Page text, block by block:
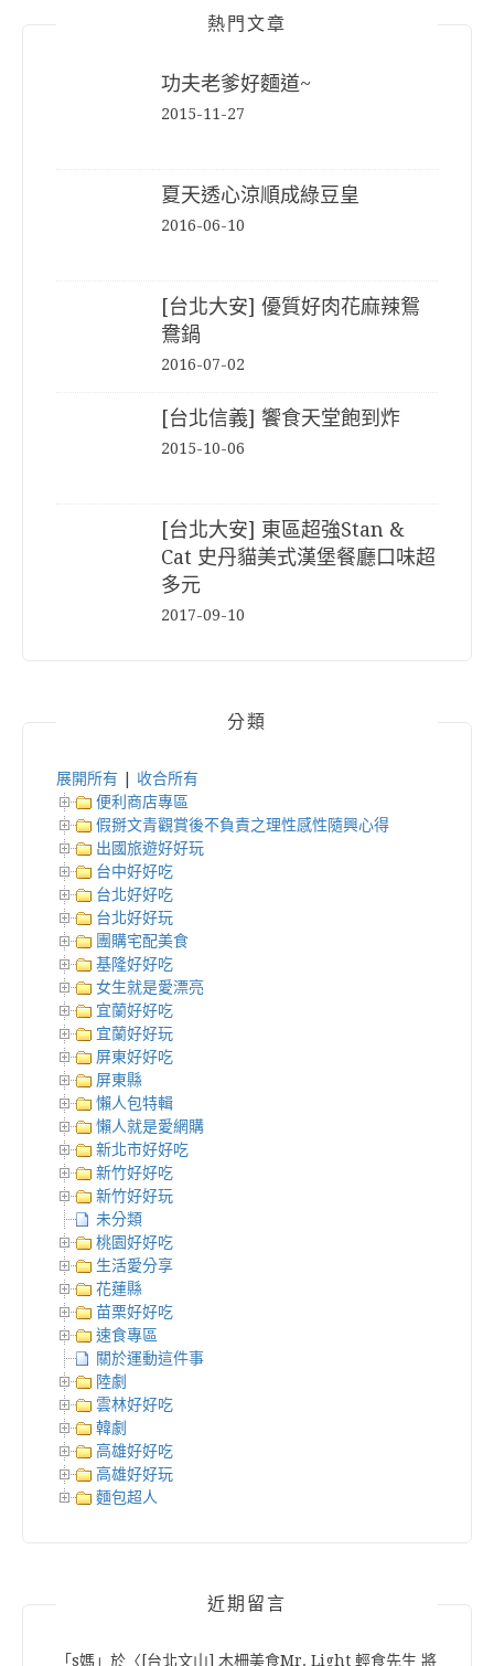
熱門文章
功夫老爹好麵道~
2015-11-27
夏天透心涼順成綠豆皇
2016-06-10
[台北大安] 優質好肉花麻辣鴛
鴦鍋
2016-07-02
[台北信義] 饗食天堂飽到炸
2015-10-06
[台北大安] 東區超強Stan &
Cat 史丹貓美式漢堡餐廳口味超
多元
2017-09-10
分類
展開所有
收合所有
便利商店專區
假掰文青觀賞後不負責之理性感性隨興心得
出國旅遊好好玩
台中好好吃
台北好好吃
台北好好玩
團購宅配美食
基隆好好吃
女生就是愛漂亮
宜蘭好好吃
宜蘭好好玩
屏東好好吃
屏東縣
懶人包特輯
懶人就是愛網購
新北市好好吃
新竹好好吃
新竹好好玩
未分類
桃園好好吃
生活愛分享
花蓮縣
苗栗好好吃
速食專區
關於運動這件事
陸劇
雲林好好吃
韓劇
高雄好好吃
高雄好好玩
麵包超人
近期留言
「s媽 」於〈 [台北文山] 木柵美食Mr. Light 輕食先生 將